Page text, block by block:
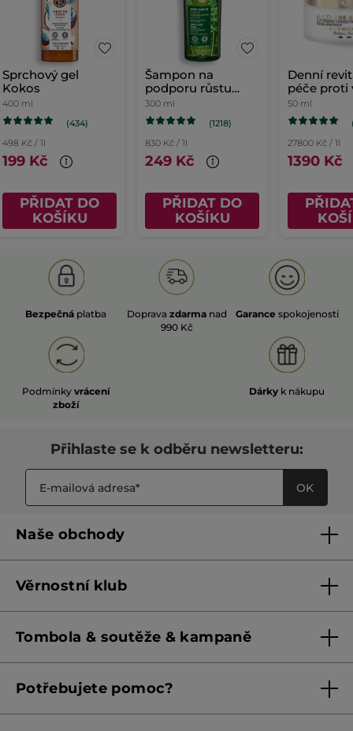
Sprchový gel
Kokos
400 ml
(434)
498 Kč / 1l
199 Kč
PŘIDAT DO
KOŠÍKU
Šampon na
podporu růstu
vlasů
300 ml
(1218)
830 Kč / 1l
249 Kč
PŘIDAT DO
KOŠÍKU
Denní
péče proti
50 ml
27800 Kč / 1l
1390 Kč
Bezpečná platba Doprava zdarma nad
990 Kč
Garance spokojenosti
Podmínky vrácení
zboží
Dárky k nákupu
Přihlaste se k odběru newsletteru:
OK
Naše obchody
Franšízing
Věrnostní klub
Pravidla věrnostního klubu od 1. 6. 2026
Tombola & soutěže & kampaně
Podmínky aktuálních nabídek
Potřebujete pomoc?